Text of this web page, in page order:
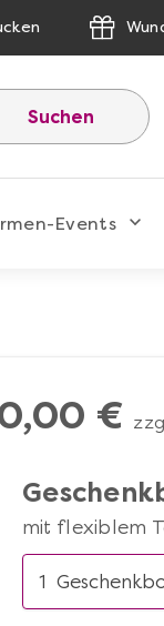
Suchen
Events
€
mit flexiblem